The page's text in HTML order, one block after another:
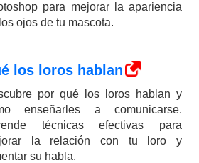
para mejorar la apariencia
ojos de tu mascota.
los loros hablan
por qué los loros hablan y
enseñarles a comunicarse.
técnicas efectivas para
la relación con tu loro y
su habla.